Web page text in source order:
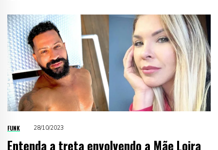
FUNK 28/10/2023
Entenda a treta envolvendo a Mãe Loira